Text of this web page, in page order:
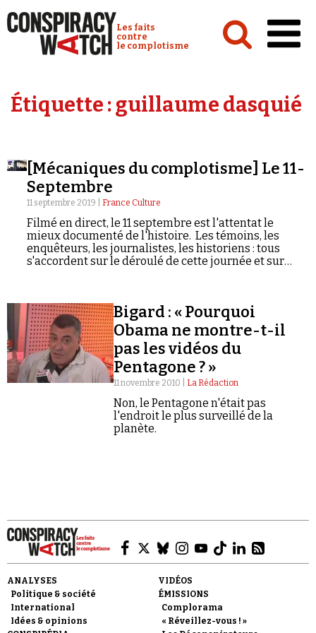
Conspiracy Watch :
Les faits
contre
le complotisme
Analyses
Vidéos
Émissions
Revues de presse
Newsletter
Faire un don
Étiquette :guillaume dasquié
[Mécaniques du complotisme] Le 11-
Septembre
11 septembre 2019 | France Culture
Filmé en direct, le 11 septembre est l'attentat le
mieux documenté de l'histoire. Les témoins, les
enquêteurs, les journalistes, les historiens : tous
s'accordent sur le déroulé de cette journée et sur
septembre ne serait pas un attentat islamiste. Aucun
avion ne se serait écrasé sur le Pentagone. La CIA
aurait placé des explosifs dans les tours jumelles. Le
vol 93 aurait été abattu par l'armée américaine. Le
complotisme avait longtemps été réservé à des
franges marginales de la population. Avec le 11
septembre, il est devenu mainstream. Au travers de 5
épisodes et en compagnie de Rudy Reichstadt,
directeur de Conspiracy Watch, nous remontons le fil
de cette bascule.
Bigard : « Pourquoi
Obama ne montre-t-il
pas les vidéos du
Pentagone ? »
11 novembre 2010 | La Rédaction
Non, le Pentagone n'était pas
l'endroit le plus surveillé de la
planète.
ANALYSES
Politique & société
International
Idées & opinions
VIDÉOS
ÉMISSIONS
Complorama
« Réveillez-vous ! »